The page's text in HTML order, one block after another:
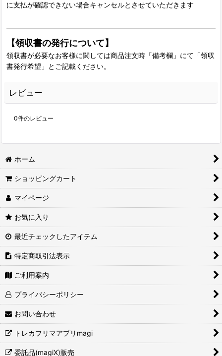
に支払が確認できない場合キャンセルとさせていただきます
【領収書の発行について】
領収書が必要なお客様に関しては商品注文時「備考欄」にて「領収
書発行希望」とご記載ください。
レビュー
0件のレビュー
ホーム
ショッピングカート
マイページ
お気に入り
最近チェックしたアイテム
特定商取引法表示
ご利用案内
プライバシーポリシー
お問い合わせ
トレカフリマアプリmagi
委託品(magiX)販売